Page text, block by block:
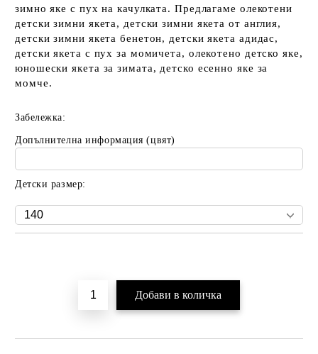
зимно яке с пух на качулката. Предлагаме олекотени
детски зимни якета, детски зимни якета от англия,
детски зимни якета бенетон, детски якета адидас,
детски якета с пух за момичета, олекотено детско яке,
юношески якета за зимата, детско есенно яке за
момче.
Забележка:
Допълнителна информация (цвят)
Детски размер: